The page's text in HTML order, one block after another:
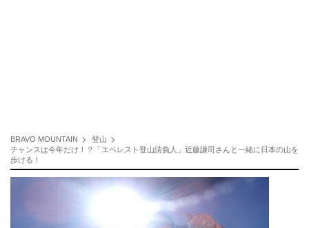
BRAVO MOUNTAIN
登山
チャンスは今年だけ！？「エベレスト登山請負人」近藤謙司さんと一緒に日本の山を
歩ける！